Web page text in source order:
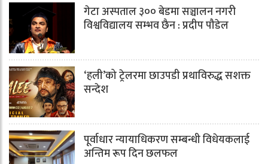
गेटा अस्पताल ३०० बेडमा सञ्चालन नगरी
विश्वविद्यालय सम्भव छैन : प्रदीप पौडेल
‘हली’को ट्रेलरमा छाउपडी प्रथाविरुद्ध सशक्त
सन्देश
पूर्वाधार न्यायाधिकरण सम्बन्धी विधेयकलाई
अन्तिम रूप दिन छलफल